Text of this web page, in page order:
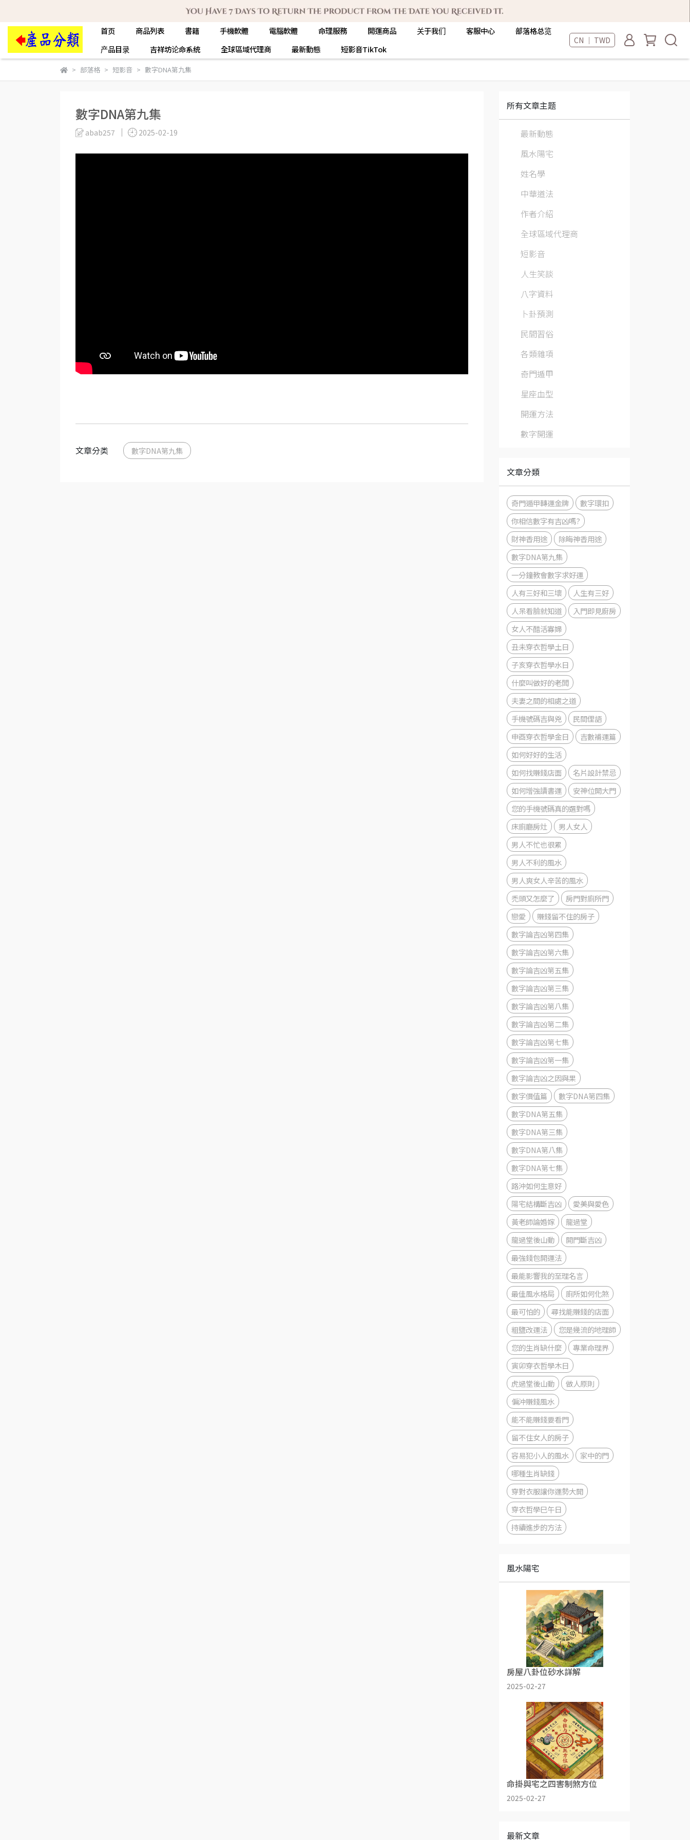
首页 商品列表 書籍 手機軟體 電腦軟體 命理服務 開運商品 关于我们 客服中心
部落格总览
产品目录
吉祥坊论命系统 全球區域代理商 最新動態 短影音TikTok
CN ｜ TWD
部落格 短影音 數字DNA第九集
數字DNA第九集
abab257 2025-02-19
文章分类 數字DNA第九集
所有文章主题
最新動態
風水陽宅
姓名學
中華道法
作者介紹
全球區域代理商
短影音
人生笑談
八字資料
卜卦預測
民間習俗
各類雜項
奇門遁甲
星座血型
開運方法
數字開運
文章分類
奇門遁甲轉運金牌
數字環扣
你相信數字有吉凶嗎?
財神香用途
除晦神香用途
數字DNA第九集
一分鐘教會數字求好運
人有三好和三壞
人生有三好
人呆看臉就知道
入門即見廚房
女人不醋活寡婦
丑未穿衣哲學土日
子亥穿衣哲學水日
什麼叫做好的老闆
夫妻之間的相處之道
手機號碼吉與兇
民間俚語
申酉穿衣哲學金日
吉數補運篇
如何好好的生活
如何找賺錢店面
名片設計禁忌
如何增強讀書運
安神位開大門
您的手機號碼真的選對嗎
床廁廳房灶
男人女人
男人不忙也很累
男人不利的風水
男人爽女人辛苦的風水
禿頭又怎麼了
房門對廁所門
戀愛
賺錢留不住的房子
數字論吉凶第四集
數字論吉凶第六集
數字論吉凶第五集
數字論吉凶第三集
數字論吉凶第八集
數字論吉凶第二集
數字論吉凶第七集
數字論吉凶第一集
數字論吉凶之因與果
數字價值篇
數字DNA第四集
數字DNA第五集
數字DNA第三集
數字DNA第八集
數字DNA第七集
路沖如何生意好
陽宅結構斷吉凶
愛美與愛色
黃老師論婚嫁
龍過堂
龍過堂後山動
開門斷吉凶
最強錢包開運法
最能影響我的至理名言
最佳風水格局
廁所如何化煞
最可怕的
尋找能賺錢的店面
粗鹽改運法
您是幾流的地理師
您的生肖缺什麼
專業命理界
寅卯穿衣哲學木日
虎過堂後山動
做人原則
偏沖賺錢風水
能不能賺錢要看門
留不住女人的房子
容易犯小人的風水
家中的門
哪種生肖缺錢
穿對衣服讓你運勢大開
穿衣哲學巳午日
持續進步的方法
風水陽宅
房屋八卦位砂水詳解
2025-02-27
命掛與宅之四害制煞方位
2025-02-27
最新文章